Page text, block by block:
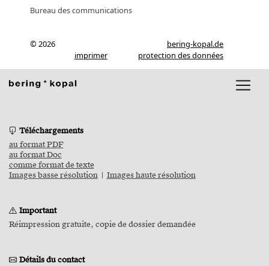
Bureau des communications
© 2026
bering-kopal.de
protection des données
imprimer
Téléchargements
au format PDF
au format Doc
comme format de texte
Images basse résolution| Images haute résolution
Important
Réimpression gratuite, copie de dossier demandée
Détails du contact